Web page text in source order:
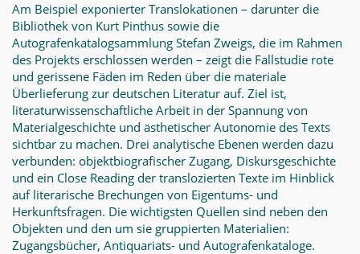
Am Beispiel exponierter Translokationen – darunter die
Bibliothek von Kurt Pinthus sowie die
Autografenkatalogsammlung Stefan Zweigs, die im Rahmen
des Projekts erschlossen werden – zeigt die Fallstudie rote
und gerissene Fäden im Reden über die materiale
Überlieferung zur deutschen Literatur auf. Ziel ist,
literaturwissenschaftliche Arbeit in der Spannung von
Materialgeschichte und ästhetischer Autonomie des Texts
sichtbar zu machen. Drei analytische Ebenen werden dazu
verbunden: objektbiografischer Zugang, Diskursgeschichte
und ein Close Reading der translozierten Texte im Hinblick
auf literarische Brechungen von Eigentums- und
Herkunftsfragen. Die wichtigsten Quellen sind neben den
Objekten und den um sie gruppierten Materialien:
Zugangsbücher, Antiquariats- und Autografenkataloge.